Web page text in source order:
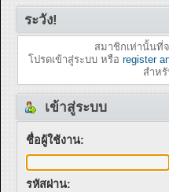
ระวัง!
สมาชิกเท่านั้นที่
โปรดเข้าสู่ระบบ หรือ register
สำห
เข้าสู่ระบบ
ชื่อผู้ใช้งาน:
รหัสผ่าน: